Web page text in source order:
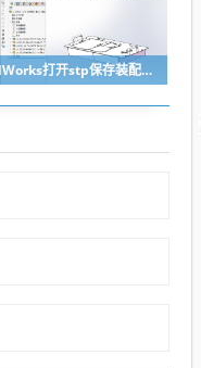
SolidWorks打开stp保存装配体子零件没有保存怎么办？